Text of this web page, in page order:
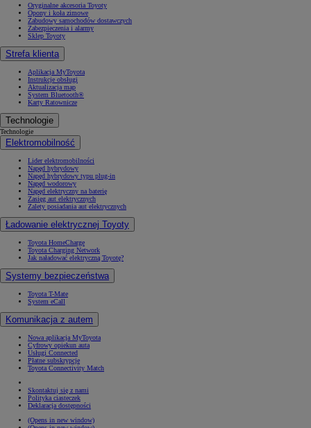
Oryginalne akcesoria Toyoty
Opony i koła zimowe
Zabudowy samochodów dostawczych
Zabezpieczenia i alarmy
Sklep Toyoty
Strefa klienta
Aplikacja MyToyota
Instrukcje obsługi
Aktualizacja map
System Bluetooth®
Karty Ratownicze
Technologie
Technologie
Elektromobilność
Lider elektromobilności
Napęd hybrydowy
Napęd hybrydowy typu plug-in
Napęd wodorowy
Napęd elektryczny na baterię
Zasięg aut elektrycznych
Zalety posiadania aut elektrycznych
Ładowanie elektrycznej Toyoty
Toyota HomeCharge
Toyota Charging Network
Jak naładować elektryczną Toyotę?
Systemy bezpieczeństwa
Toyota T-Mate
System eCall
Komunikacja z autem
Nowa aplikacja MyToyota
Cyfrowy opiekun auta
Usługi Connected
Płatne subskrypcje
Toyota Connectivity Match
Skontaktuj się z nami
Polityka ciasteczek
Deklaracja dostępności
(Opens in new window)